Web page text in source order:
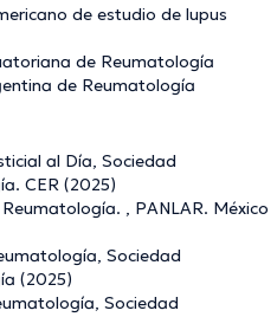
de estudio de lupus
de Reumatología
de Reumatología
al Día, Sociedad
CER (2025)
, PANLAR. México
Sociedad
(2025)
Sociedad